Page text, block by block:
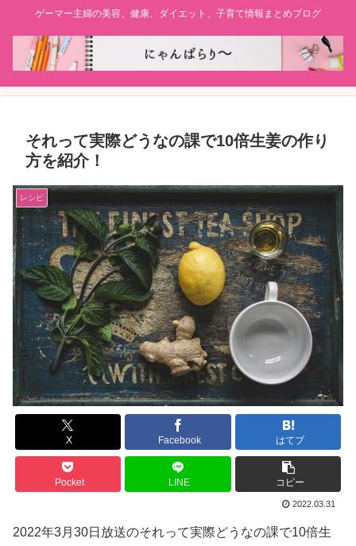
ゲーマー主婦の美容、健康、ダイエット、子育て情報まとめブログ
それって実際どうなの課で10倍生姜の作り
方を紹介！
レシピ
X Facebook はてブ
Pocket LINE コピー
2022.03.31
2022年3月30日放送のそれって実際どうなの課で10倍生